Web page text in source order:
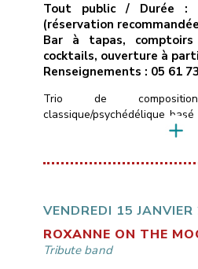
Tout public / Durée
(réservation
Bar à tapas,
cocktails, ouverture à
Renseignements : 05 61
Trio de
classique/psychédélique
influences allant de Led
varier avec des sonorités
VENDREDI 15
ROXANNE ON THE
Tribute band